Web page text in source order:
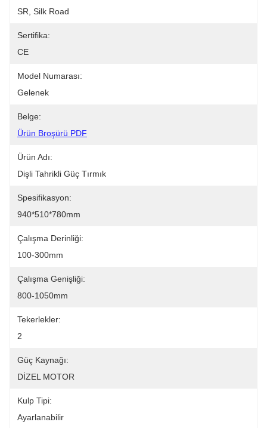
SR, Silk Road
Sertifika:
CE
Model Numarası:
Gelenek
Belge:
Ürün Broşürü PDF
Ürün Adı:
Dişli Tahrikli Güç Tırmık
Spesifikasyon:
940*510*780mm
Çalışma Derinliği:
100-300mm
Çalışma Genişliği:
800-1050mm
Tekerlekler:
2
Güç Kaynağı:
DİZEL MOTOR
Kulp Tipi:
Ayarlanabilir